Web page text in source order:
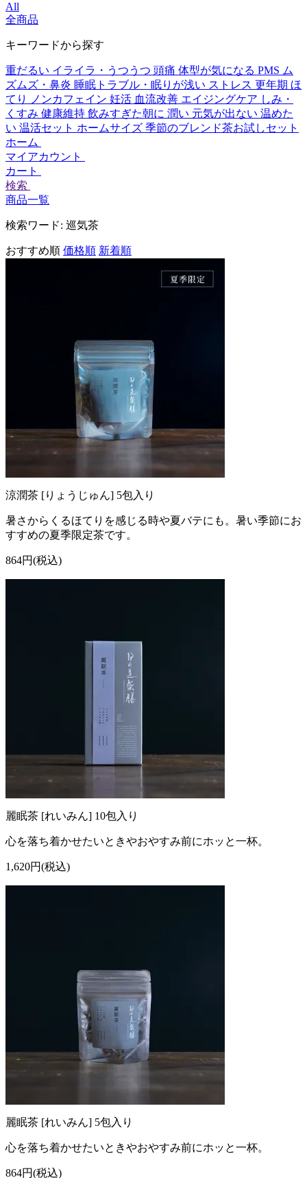
All
全商品
キーワードから探す
重だるい イライラ・うつうつ 頭痛 体型が気になる PMS ム
ズムズ・鼻炎 睡眠トラブル・眠りが浅い ストレス 更年期 ほ
てり
ノンカフェイン 妊活 血流改善 エイジングケア しみ・
くすみ 健康維持 飲みすぎた朝に 潤い 元気が出ない 温めた
い 温活セット ホームサイズ 季節のブレンド茶お試しセット
ホーム
マイアカウント
カート
検索
商品一覧
検索ワード: 巡気茶
おすすめ順 価格順 新着順
涼潤茶 [りょうじゅん] 5包入り
暑さからくるほてりを感じる時や夏バテにも。暑い季節にお
すすめの夏季限定茶です。
864円(税込)
麗眠茶 [れいみん] 10包入り
心を落ち着かせたいときやおやすみ前にホッと一杯。
1,620円(税込)
麗眠茶 [れいみん] 5包入り
心を落ち着かせたいときやおやすみ前にホッと一杯。
864円(税込)